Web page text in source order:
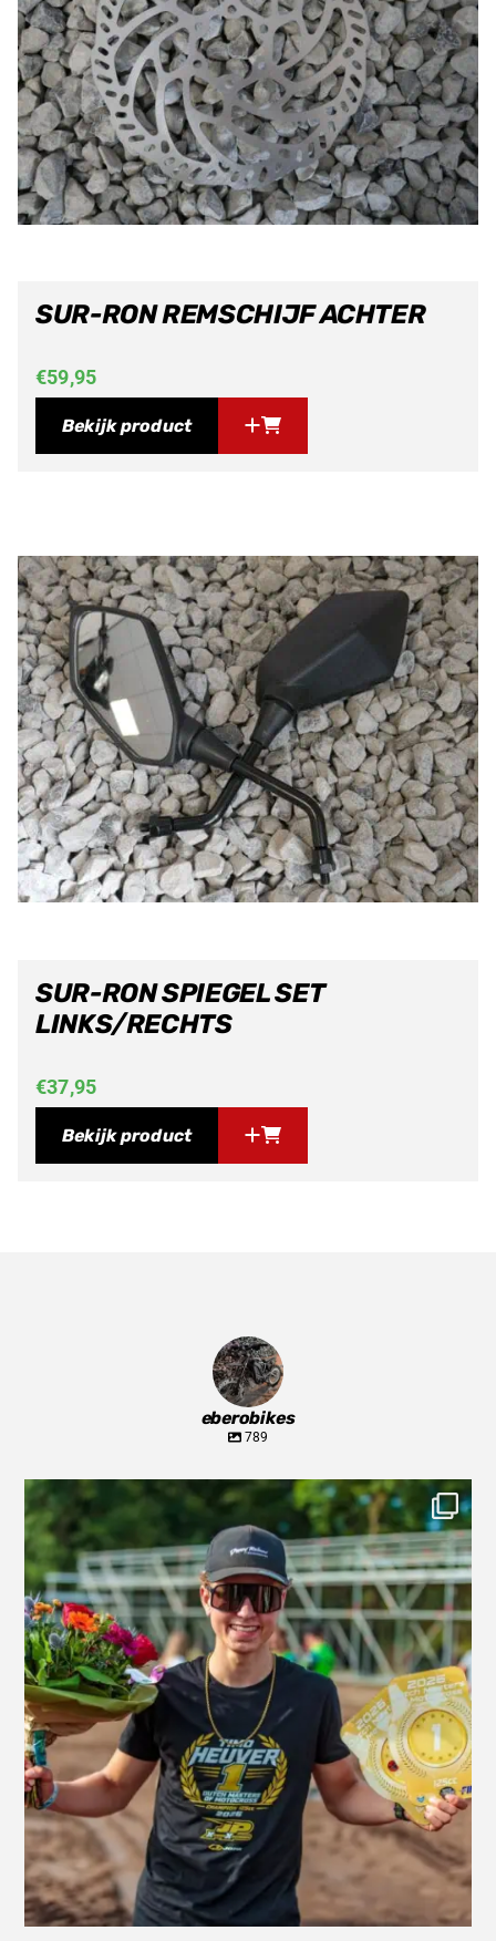
SUR-RON REMSCHIJF ACHTER
€59,95
Bekijk product
SUR-RON SPIEGEL SET
LINKS/RECHTS
€37,95
Bekijk product
eberobikes
789